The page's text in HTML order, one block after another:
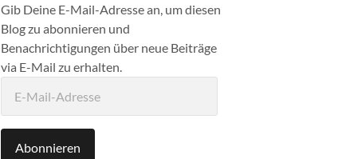
Gib Deine E-Mail-Adresse an, um diesen
Blog zu abonnieren und
Benachrichtigungen über neue Beiträge
via E-Mail zu erhalten.
Mail-
Abonnieren